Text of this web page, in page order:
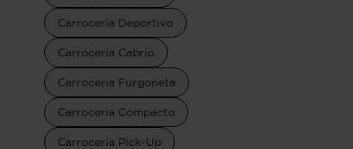
Carroceria Deportivo
Carroceria Cabrio
Carroceria Furgoneta
Carroceria Compacto
Carrocería Pick-Up